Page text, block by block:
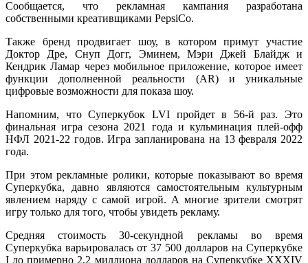
Сообщается, что рекламная кампания разработана
собственными креативщиками PepsiCo.
Также бренд продвигает шоу, в котором примут участие
Доктор Дре, Снуп Догг, Эминем, Мэри Джей Блайдж и
Кендрик Ламар через мобильное приложение, которое имеет
функции дополненной реальности (AR) и уникальные
цифровые возможности для показа шоу.
Напомним, что Суперкубок LVI пройдет в 56-й раз. Это
финальная игра сезона 2021 года и кульминация плей-офф
НФЛ 2021-22 годов. Игра запланирована на 13 февраля 2022
года.
При этом рекламные ролики, которые показывают во время
Суперкубка, давно являются самостоятельным культурным
явлением наряду с самой игрой. А многие зрители смотрят
игру только для того, чтобы увидеть рекламу.
Средняя стоимость 30-секундной рекламы во время
Суперкубка варьировалась от 37 500 долларов на Суперкубке
I до примерно 2,2 миллиона долларов на Суперкубке XXXIV